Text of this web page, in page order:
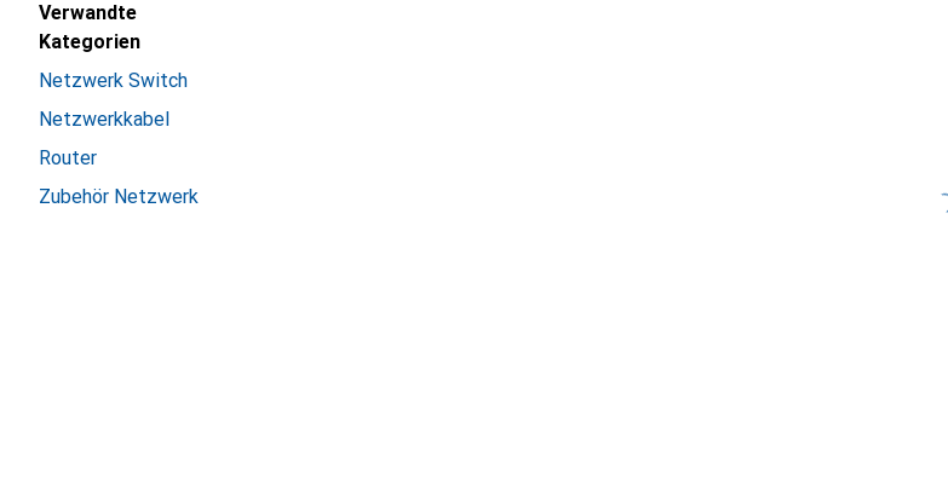
Verwandte
Kategorien
Netzwerk Switch
Netzwerkkabel
Router
Zubehör Netzwerk